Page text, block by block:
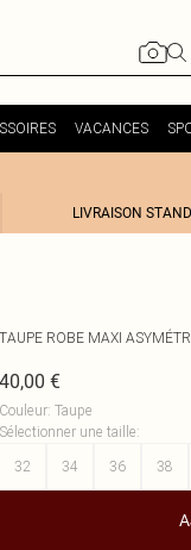
VACANCES
LIVRAISON
TAUPE ROBE MAXI
40,00 €
Couleur: Taupe
Sélectionner une taille:
32
34 36 38